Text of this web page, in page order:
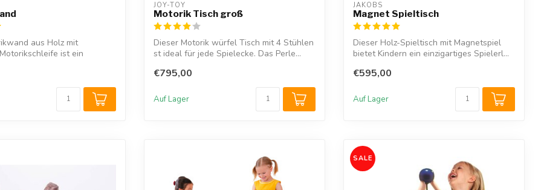
aus Holz mit
ist ein
JOY-TOY
Motorik Tisch groß
Dieser Motorik würfel Tisch mit 4 Stühlen
st ideal für jede Spielecke. Das Perle...
€795,00
Auf Lager
JAKOBS
Magnet Spieltisch
Dieser Holz-Spieltisch mit Magnetspiel
bietet Kindern ein einzigartiges Spielerl...
€595,00
Auf Lager
SALE